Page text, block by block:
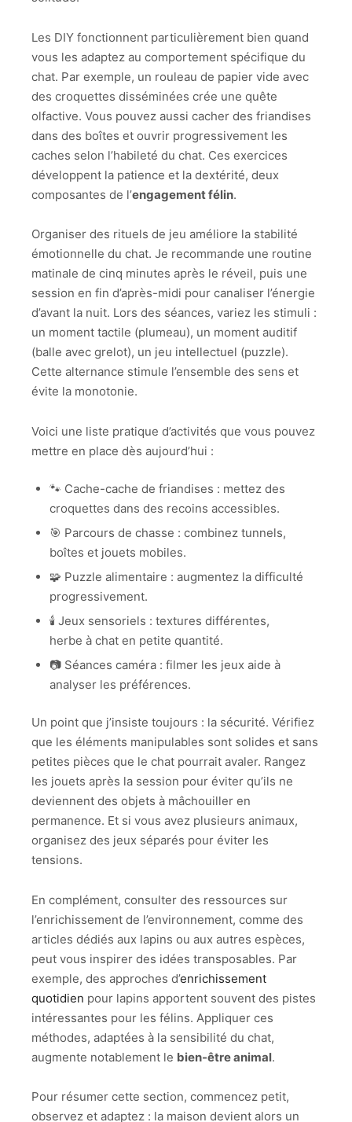
Les DIY fonctionnent particulièrement bien quand
vous les adaptez au comportement spécifique du
chat. Par exemple, un rouleau de papier vide avec
des croquettes disséminées crée une quête
olfactive. Vous pouvez aussi cacher des friandises
dans des boîtes et ouvrir progressivement les
caches selon l’habileté du chat. Ces exercices
développent la patience et la dextérité, deux
composantes de l’engagement félin.
Organiser des rituels de jeu améliore la stabilité
émotionnelle du chat. Je recommande une routine
matinale de cinq minutes après le réveil, puis une
session en fin d’après-midi pour canaliser l’énergie
d’avant la nuit. Lors des séances, variez les stimuli :
un moment tactile (plumeau), un moment auditif
(balle avec grelot), un jeu intellectuel (puzzle).
Cette alternance stimule l’ensemble des sens et
évite la monotonie.
Voici une liste pratique d’activités que vous pouvez
mettre en place dès aujourd’hui :
🐾 Cache-cache de friandises : mettez des
croquettes dans des recoins accessibles.
🎯 Parcours de chasse : combinez tunnels,
boîtes et jouets mobiles.
🧩 Puzzle alimentaire : augmentez la difficulté
progressivement.
🕯️ Jeux sensoriels : textures différentes,
herbe à chat en petite quantité.
📷 Séances caméra : filmer les jeux aide à
analyser les préférences.
Un point que j’insiste toujours : la sécurité. Vérifiez
que les éléments manipulables sont solides et sans
petites pièces que le chat pourrait avaler. Rangez
les jouets après la session pour éviter qu’ils ne
deviennent des objets à mâchouiller en
permanence. Et si vous avez plusieurs animaux,
organisez des jeux séparés pour éviter les
tensions.
En complément, consulter des ressources sur
l’enrichissement de l’environnement, comme des
articles dédiés aux lapins ou aux autres espèces,
peut vous inspirer des idées transposables. Par
exemple, des approches d’enrichissement
quotidien pour lapins apportent souvent des pistes
intéressantes pour les félins. Appliquer ces
méthodes, adaptées à la sensibilité du chat,
augmente notablement le bien-être animal.
Pour résumer cette section, commencez petit,
observez et adaptez : la maison devient alors un